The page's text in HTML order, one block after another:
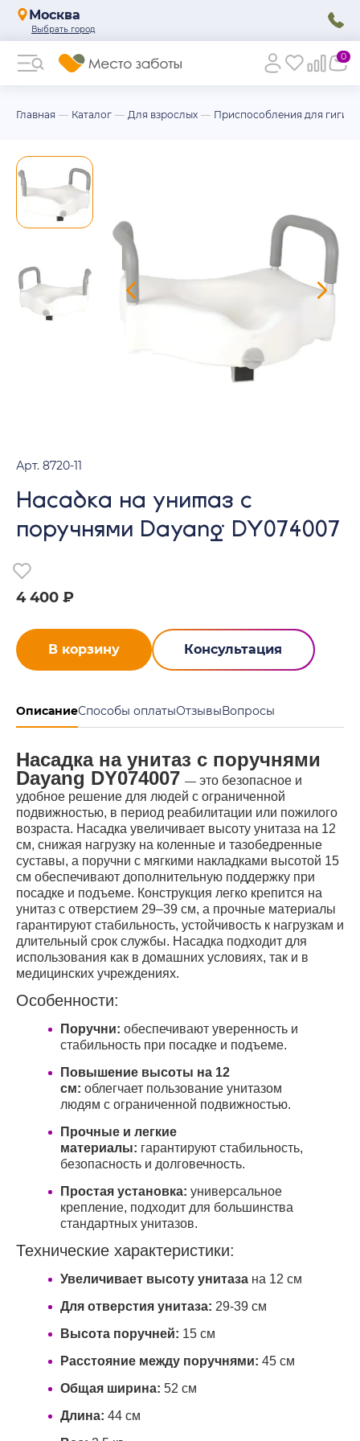
Москва
0
Главная Каталог Для взрослых Приспособления для
Арт. 8720-11
Насадка на унитаз с
поручнями Dayang DY074007
4 400 ₽
В корзину Консультация
ОписаниеСпособы оплатыОтзывыВопросы
Насадка на унитаз с поручнями
Dayang DY074007 — это безопасное и
удобное решение для людей с ограниченной
подвижностью, в период реабилитации или пожилого
возраста. Насадка увеличивает высоту унитаза на 12
см, снижая нагрузку на коленные и тазобедренные
суставы, а поручни с мягкими накладками высотой 15
см обеспечивают дополнительную поддержку при
посадке и подъеме. Конструкция легко крепится на
унитаз с отверстием 29–39 см, а прочные материалы
гарантируют стабильность, устойчивость к нагрузкам и
длительный срок службы. Насадка подходит для
использования как в домашних условиях, так и в
медицинских учреждениях.
Особенности:
Поручни: обеспечивают уверенность и
стабильность при посадке и подъеме.
Повышение высоты на 12
см: облегчает пользование унитазом
людям с ограниченной подвижностью.
Прочные и легкие
материалы: гарантируют стабильность,
безопасность и долговечность.
Простая установка: универсальное
крепление, подходит для большинства
стандартных унитазов.
Технические характеристики:
Увеличивает высоту унитаза на 12 см
Для отверстия унитаза: 29-39 см
Высота поручней: 15 см
Расстояние между поручнями: 45 см
Общая ширина: 52 см
Длина: 44 см